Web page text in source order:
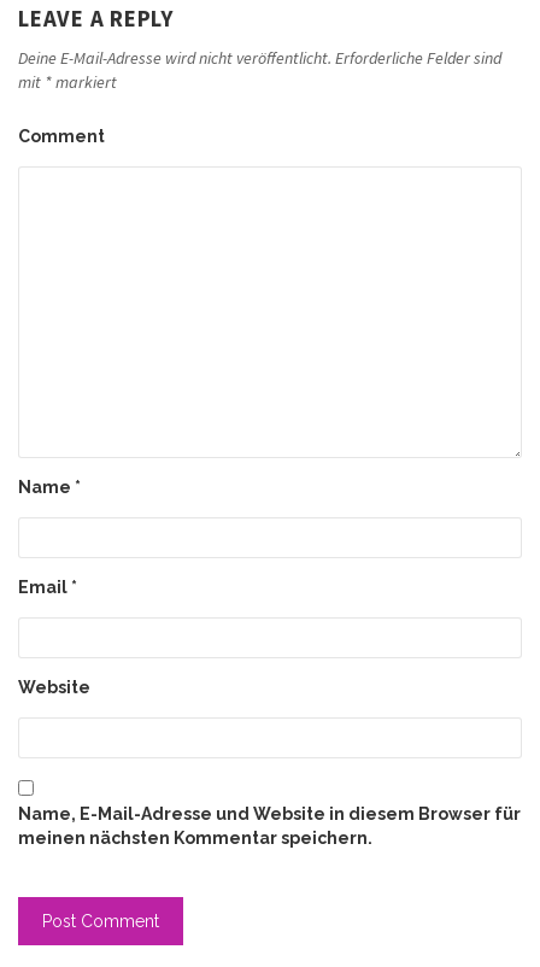
LEAVE A REPLY
Deine E-Mail-Adresse wird nicht veröffentlicht. Erforderliche Felder sind
mit *markiert
Comment
Name *
Email *
Website
Name, E-Mail-Adresse und Website in diesem Browser für
meinen nächsten Kommentar speichern.